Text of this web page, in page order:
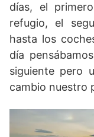
días, el
refugio, el
hasta los
día
siguiente pero
cambio nuestro